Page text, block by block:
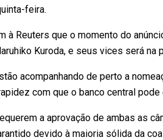
feira.
à Reuters que o momento do
Kuroda, e seus vices será na
acompanhando de perto a
com que o banco central
a aprovação de ambas as
devido à maioria sólida da